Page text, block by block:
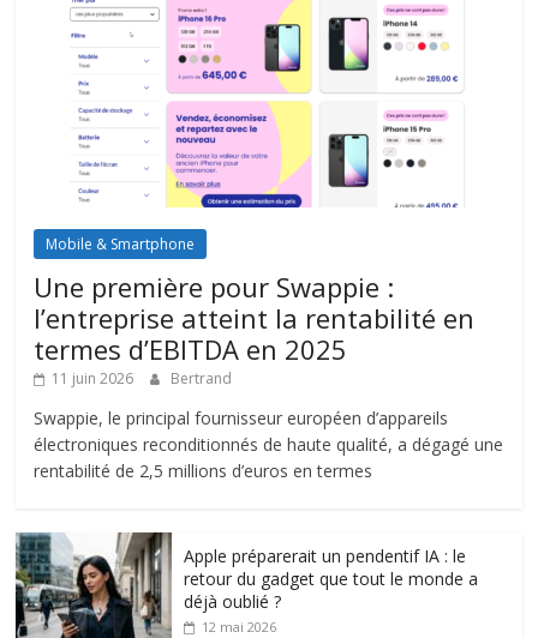
Mobile & Smartphone
Une première pour Swappie :
l’entreprise atteint la rentabilité en
termes d’EBITDA en 2025
11 juin 2026 Bertrand
Swappie, le principal fournisseur européen d’appareils
électroniques reconditionnés de haute qualité, a dégagé une
rentabilité de 2,5 millions d’euros en termes
Apple préparerait un pendentif IA : le
retour du gadget que tout le monde a
déjà oublié ?
12 mai 2026